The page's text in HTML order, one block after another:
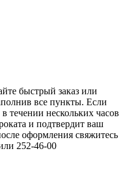
быстрый заказ или
все пункты. Если
течении нескольких часов
и подтвердит ваш
оформления свяжитесь
252-46-00